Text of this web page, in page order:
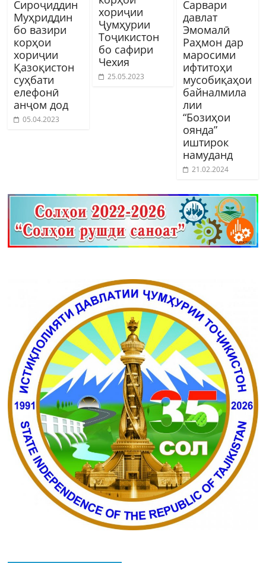
Сироҷиддин
Муҳриддин
бо вазири
корҳои
хориҷии
Қазоқистон
суҳбати
елефонӣ
анҷом дод
05.04.2023
хориҷии
Ҷумҳурии
Тоҷикистон
бо сафири
Чехия
25.05.2023
Сарвари
давлат
Эмомалӣ
Раҳмон дар
маросими
ифтитоҳи
мусобиқаҳои
байналмила
лии
“Бозиҳои
оянда”
иштирок
намуданд
21.02.2024